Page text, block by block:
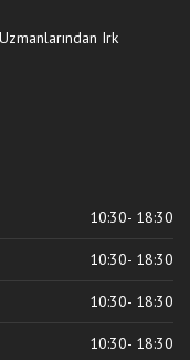
Irk
10:30- 18:30
10:30- 18:30
10:30- 18:30
10:30- 18:30